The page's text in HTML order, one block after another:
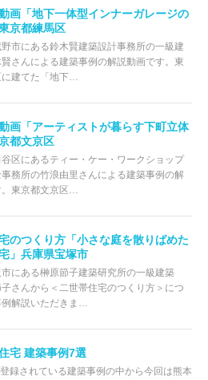
画「地下一体型インナーガレージの
京都練馬区
市にある鈴木賢建築設計事務所の一級建
さんによる建築事例の解説動画です。東
に建てた「地下…
画「アーティストが暮らす下町立体
都文京区
区にあるティー・ケー・ワークショップ
務所の竹浪由里さんによる建築事例の解
。東京都文京区…
のつくり方「小さな庭を散りばめた
」兵庫県宝塚市
にある榊原節子建築研究所の一級建築
さんから＜二世帯住宅のつくり方＞につ
例解説いただきま…
宅 建築事例7選
録されている建築事例の中から今回は熊本